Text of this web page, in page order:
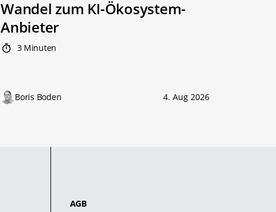
Wandel zum KI-Ökosystem-
Anbieter
3 Minuten
Boris Boden 4. Aug 2026
AGB